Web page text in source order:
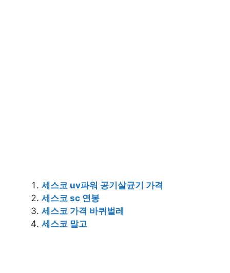
세스코 uv파워 공기살균기 가격
세스코 sc 연봉
세스코 가격 바퀴벌레
세스코 말고